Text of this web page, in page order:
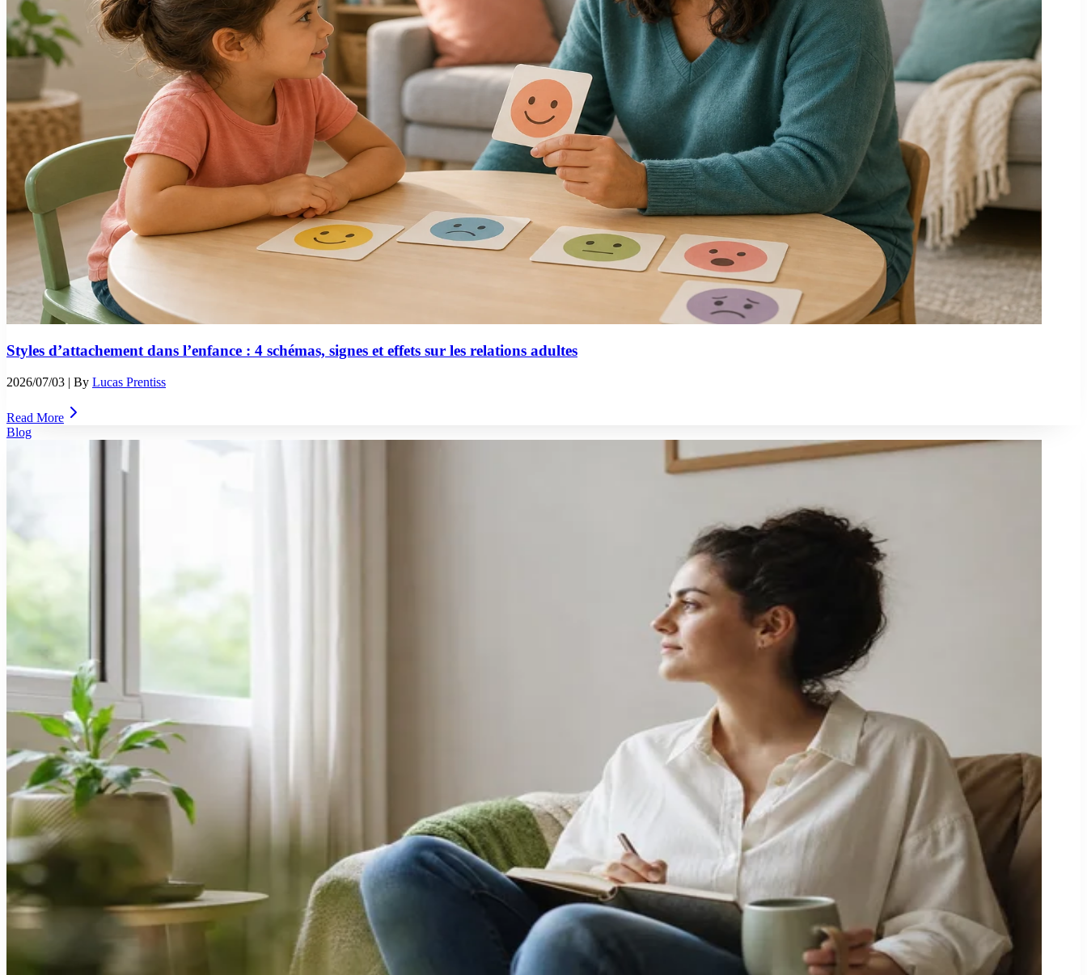
Styles d’attachement dans l’enfance : 4 schémas, signes et effets sur les relations adultes
2026/07/03 | By Lucas Prentiss
Read More
Blog